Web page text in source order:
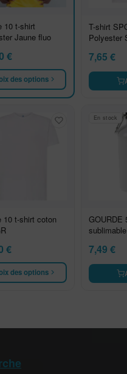
10 t-shirt
Jaune fluo
€
des options
T-shirt
Polyester
7,65 €
10 t-shirt coton
€
des options
En stock
GOURDE
7,49 €